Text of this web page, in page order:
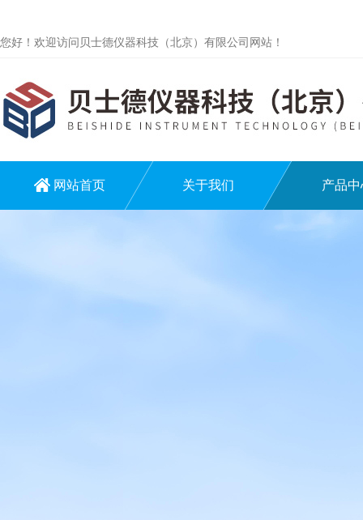
您好！欢迎访问贝士德仪器科技（北京）有限公司网站！
网站首页 关于我们 产品中